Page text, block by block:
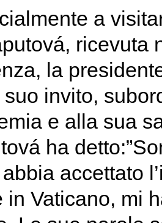
a
ricevuta
la
invito,
e alla sua
ha
accettato
in Vaticano, mi